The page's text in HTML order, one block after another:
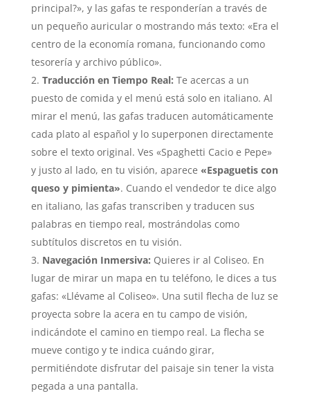
principal?», y las gafas te responderían a través de
un pequeño auricular o mostrando más texto: «Era el
centro de la economía romana, funcionando como
tesorería y archivo público».
Traducción en Tiempo Real: Te acercas a un
puesto de comida y el menú está solo en italiano. Al
mirar el menú, las gafas traducen automáticamente
cada plato al español y lo superponen directamente
sobre el texto original. Ves «Spaghetti Cacio e Pepe»
y justo al lado, en tu visión, aparece «Espaguetis con
queso y pimienta». Cuando el vendedor te dice algo
en italiano, las gafas transcriben y traducen sus
palabras en tiempo real, mostrándolas como
subtítulos discretos en tu visión.
Navegación Inmersiva: Quieres ir al Coliseo. En
lugar de mirar un mapa en tu teléfono, le dices a tus
gafas: «Llévame al Coliseo». Una sutil flecha de luz se
proyecta sobre la acera en tu campo de visión,
indicándote el camino en tiempo real. La flecha se
mueve contigo y te indica cuándo girar,
permitiéndote disfrutar del paisaje sin tener la vista
pegada a una pantalla.